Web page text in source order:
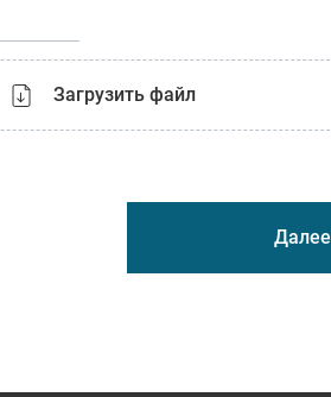
Загрузить файл
Далее